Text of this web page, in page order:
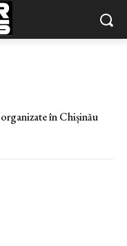
în Chișinău
din